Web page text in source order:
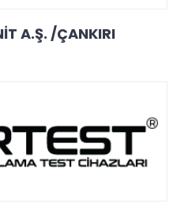
A.Ş. /ÇANKIRI